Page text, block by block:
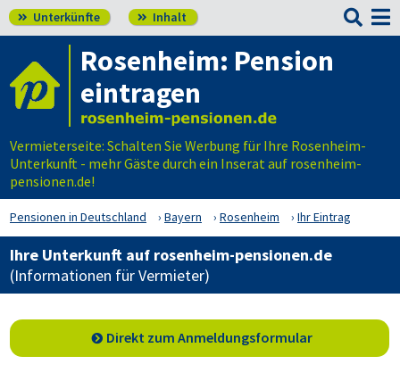
 Unterkünfte  Inhalt 
Rosenheim: Pension
eintragen
Vermieterseite: Schalten Sie Werbung für Ihre Rosenheim-
Unterkunft - mehr Gäste durch ein Inserat auf rosenheim-
pensionen.de!
Pensionen in Deutschland Bayern Rosenheim Ihr Eintrag
Ihre Unterkunft auf rosenheim-pensionen.de
(Informationen für Vermieter)
Direkt zum Anmeldungsformular